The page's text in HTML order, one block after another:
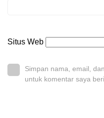
Situs Web
Simpan nama, email,
untuk komentar saya